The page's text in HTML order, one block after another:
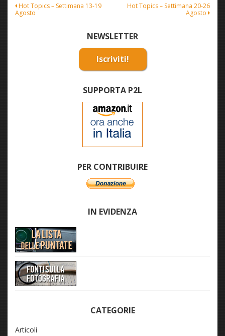
Navigazione
Hot Topics – Settimana 13-19
Agosto
Hot Topics – Settimana 20-26
Agosto
NEWSLETTER
Iscriviti!
SUPPORTA P2L
PER CONTRIBUIRE
IN EVIDENZA
CATEGORIE
Articoli